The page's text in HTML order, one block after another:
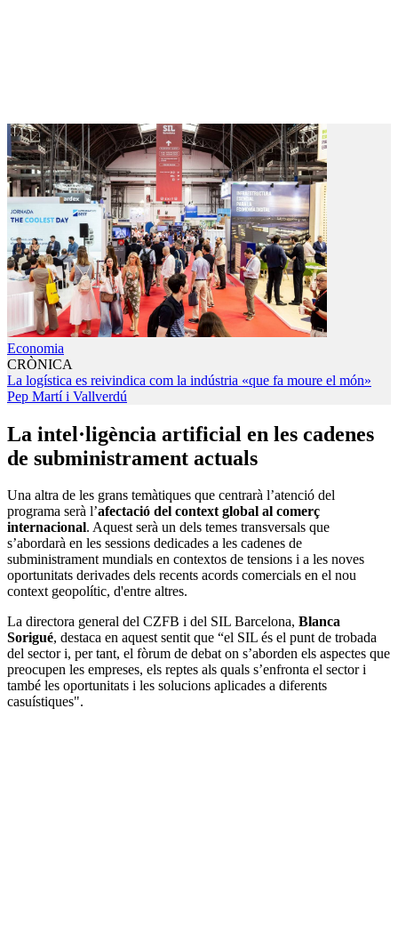
Economia
CRÒNICA
La logística es reivindica com la indústria «que fa moure el món»
Pep Martí i Vallverdú
La intel·ligència artificial en les cadenes
de subministrament actuals
Una altra de les grans temàtiques que centrarà l’atenció del
programa serà l’afectació del context global al comerç
internacional. Aquest serà un dels temes transversals que
s’abordarà en les sessions dedicades a les cadenes de
subministrament mundials en contextos de tensions i a les noves
oportunitats derivades dels recents acords comercials en el nou
context geopolític, d'entre altres.
La directora general del CZFB i del SIL Barcelona, Blanca
Sorigué, destaca en aquest sentit que “el SIL és el punt de trobada
del sector i, per tant, el fòrum de debat on s’aborden els aspectes que
preocupen les empreses, els reptes als quals s’enfronta el sector i
també les oportunitats i les solucions aplicades a diferents
casuístiques".